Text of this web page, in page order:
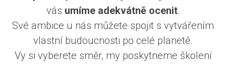
vás umíme adekvátně ocenit.
Své ambice u nás můžete spojit s vytvářením
vlastní budoucnosti po celé planetě.
Vy si vyberete směr, my poskytneme školení